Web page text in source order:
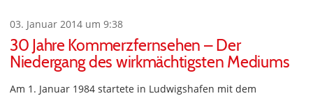
03. Januar 2014 um 9:38
30 Jahre Kommerzfernsehen – Der
Niedergang des wirkmächtigsten Mediums
Am 1. Januar 1984 startete in Ludwigshafen mit dem